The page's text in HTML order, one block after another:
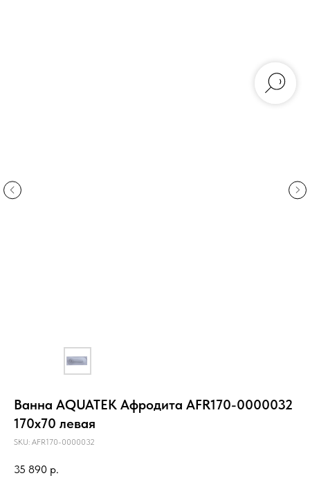
Ванна AQUATEK Афродита AFR170-0000032
170х70 левая
SKU: AFR170-0000032
35 890 р.